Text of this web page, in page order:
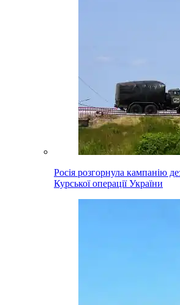
Росія розгорнула кампанію
Курської операції України